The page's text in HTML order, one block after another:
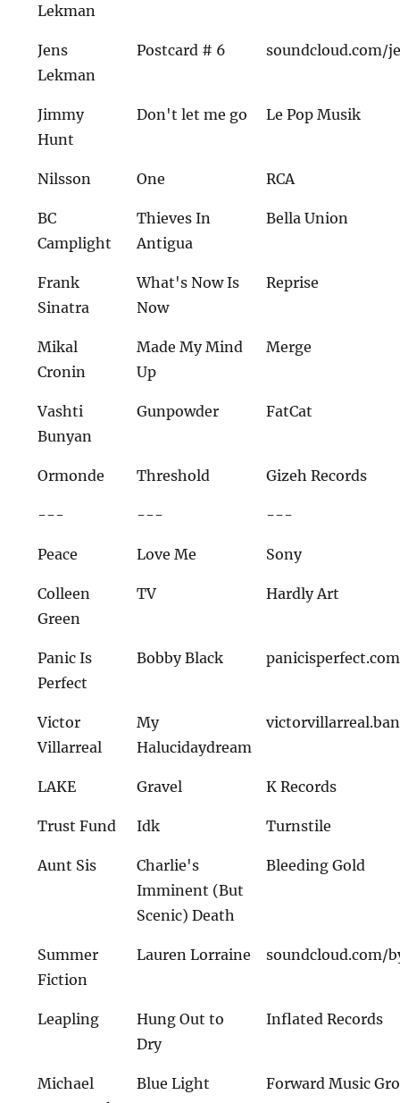
Lekman
Jens
Lekman
Postcard # 6 soundcloud.com/
Jimmy
Hunt
Don't let me go Le Pop Musik
Nilsson One RCA
BC
Camplight
Thieves In
Antigua
Bella Union
Frank
Sinatra
What's Now Is
Now
Reprise
Mikal
Cronin
Made My Mind
Up
Merge
Vashti
Bunyan
Gunpowder FatCat
Ormonde Threshold Gizeh Records
--- --- ---
Peace Love Me Sony
Colleen
Green
TV Hardly Art
Panic Is
Perfect
Bobby Black panicisperfect.com
Victor
Villarreal
My
Halucidaydream
LAKE Gravel K Records
Trust Fund Idk Turnstile
Aunt Sis
Charlie's
Imminent (But
Scenic) Death
Bleeding Gold
Summer
Fiction
Lauren Lorraine soundcloud.com/
Leapling
Hung Out to
Dry
Inflated Records
Michael
Blue Light Forward Music